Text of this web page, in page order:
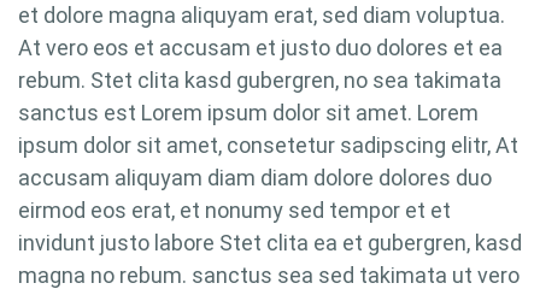
et dolore magna aliquyam erat, sed diam voluptua.
At vero eos et accusam et justo duo dolores et ea
rebum. Stet clita kasd gubergren, no sea takimata
sanctus est Lorem ipsum dolor sit amet. Lorem
ipsum dolor sit amet, consetetur sadipscing elitr, At
accusam aliquyam diam diam dolore dolores duo
eirmod eos erat, et nonumy sed tempor et et
invidunt justo labore Stet clita ea et gubergren, kasd
magna no rebum. sanctus sea sed takimata ut vero